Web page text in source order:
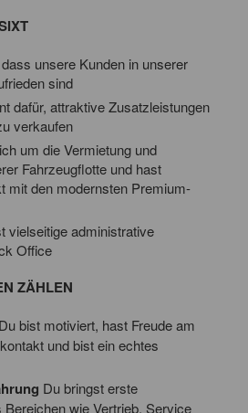
unsere Kunden in unserer
sind
dafür, attraktive Zusatzleistungen
verkaufen
um die Vermietung und
Fahrzeugflotte und hast
mit den modernsten Premium-
vielseitige administrative
Office
ZÄHLEN
Du bist motiviert, hast Freude am
und bist ein echtes
Du bringst erste
Bereichen wie Vertrieb, Service